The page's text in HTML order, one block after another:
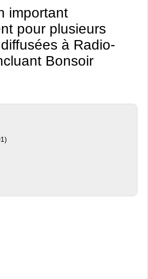
important
pour plusieurs
à Radio-
Bonsoir